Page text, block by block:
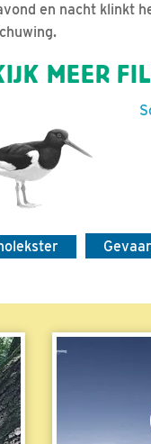
en nacht klinkt
MEER
Gevaar